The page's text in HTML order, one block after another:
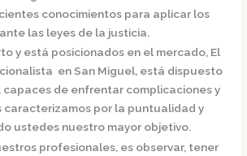
conocimientos para aplicar los
las leyes de la justicia.
y está posicionados en el mercado, El
en San Miguel, está dispuesto
capaces de enfrentar complicaciones y
caracterizamos por la puntualidad y
ustedes nuestro mayor objetivo.
profesionales, es observar, tener